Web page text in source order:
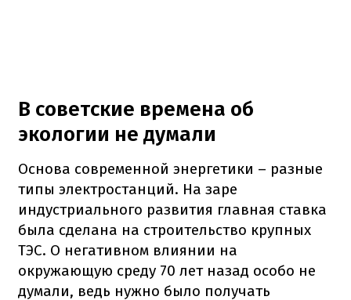
В советские времена об
экологии не думали
Основа современной энергетики – разные
типы электростанций. На заре
индустриального развития главная ставка
была сделана на строительство крупных
ТЭС. О негативном влиянии на
окружающую среду 70 лет назад особо не
думали, ведь нужно было получать